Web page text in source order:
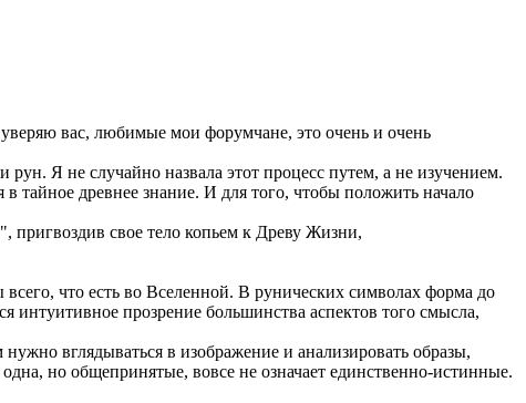
вас, любимые мои форумчане, это очень и очень
Я не случайно назвала этот процесс путем, а не изучением.
тайное древнее знание. И для того, чтобы положить начало
пригвоздив свое тело копьем к Древу Жизни,
что есть во Вселенной. В рунических символах форма до
интуитивное прозрение большинства аспектов того смысла,
вглядываться в изображение и анализировать образы,
но общепринятые, вовсе не означает единственно-истинные.